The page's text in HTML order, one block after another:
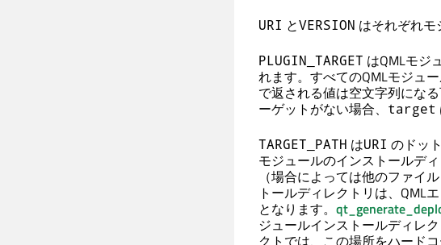
URI とVERSION はそれぞれモ
PLUGIN_TARGET はQMLモジ
れます。すべてのQMLモジュ
で返される値は空文字列にな
ーゲットがない場合、 target
TARGET_PATH はURI のドッ
モジュールのインストールデ
（場合によっては他のファイ
トールディレクトリは、QML
となります。
ジュールインストールディレ
クトでは、この場所をハード